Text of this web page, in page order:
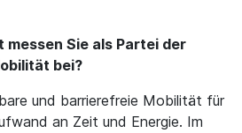
Sie als Partei der
bei?
und barrierefreie Mobilität für
an Zeit und Energie. Im